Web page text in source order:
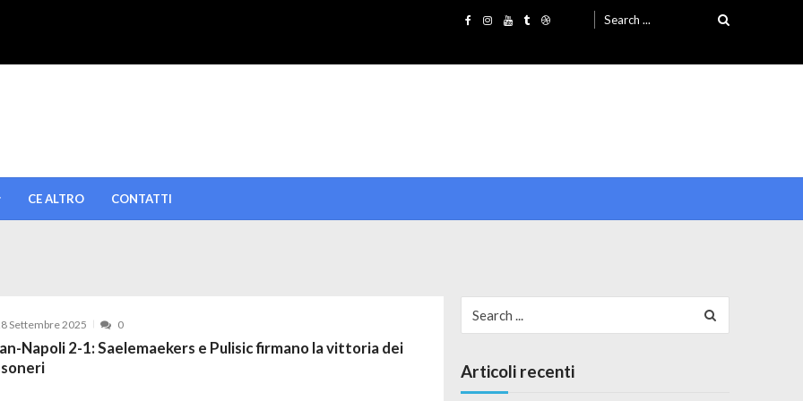
Search for:
CE ALTRO CONTATTI
Settembre 2025 0
Napoli 2-1: Saelemaekers e Pulisic firmano la vittoria dei
Articoli recenti